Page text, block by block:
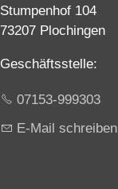
Stumpenhof 104
73207 Plochingen
Geschäftsstelle:
07153-999303
E-Mail schreiben